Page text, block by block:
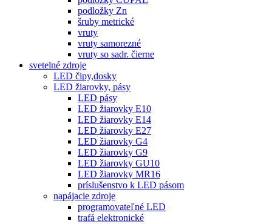
podložky Zn
šruby metrické
vruty
vruty samorezné
vruty so sadr. čierne
svetelné zdroje
LED čipy,dosky
LED žiarovky, pásy
LED pásy
LED žiarovky E10
LED žiarovky E14
LED žiarovky E27
LED žiarovky G4
LED žiarovky G9
LED žiarovky GU10
LED žiarovky MR16
príslušenstvo k LED pásom
napájacie zdroje
programovateľné LED
trafá elektronické